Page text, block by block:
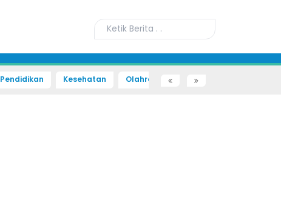
Pendidikan Kesehatan Olahraga Sains dan Teknologi